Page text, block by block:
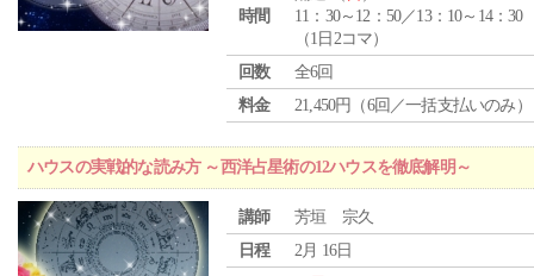
時間
11：30～12：50／13：10～14：30
（1日2コマ）
回数
全6回
料金
21,450円（6回／一括支払いのみ）
ハウスの実戦的な読み方 ～西洋占星術の12ハウスを徹底解明～
講師
芳垣 宗久
日程
2月 16日